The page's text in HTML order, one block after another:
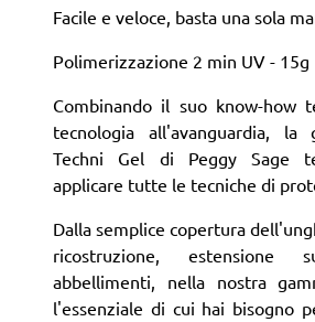
Facile e veloce, basta una sola
Polimerizzazione 2 min UV - 15g
Combinando il suo know-how
tecnologia all'avanguardia,
Techni Gel di Peggy Sage
applicare tutte le tecniche di
Dalla semplice copertura
ricostruzione,
abbellimenti, nella nostra
l'essenziale di cui hai bisogno